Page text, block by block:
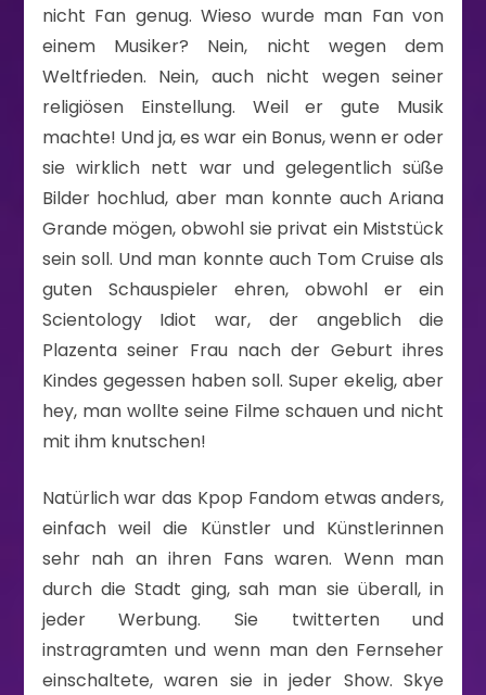
nicht Fan genug. Wieso wurde man Fan von
einem Musiker? Nein, nicht wegen dem
Weltfrieden. Nein, auch nicht wegen seiner
religiösen Einstellung. Weil er gute Musik
machte! Und ja, es war ein Bonus, wenn er oder
sie wirklich nett war und gelegentlich süße
Bilder hochlud, aber man konnte auch Ariana
Grande mögen, obwohl sie privat ein Miststück
sein soll. Und man konnte auch Tom Cruise als
guten Schauspieler ehren, obwohl er ein
Scientology Idiot war, der angeblich die
Plazenta seiner Frau nach der Geburt ihres
Kindes gegessen haben soll. Super ekelig, aber
hey, man wollte seine Filme schauen und nicht
mit ihm knutschen!
Natürlich war das Kpop Fandom etwas anders,
einfach weil die Künstler und Künstlerinnen
sehr nah an ihren Fans waren. Wenn man
durch die Stadt ging, sah man sie überall, in
jeder Werbung. Sie twitterten und
instragramten und wenn man den Fernseher
einschaltete, waren sie in jeder Show. Skye